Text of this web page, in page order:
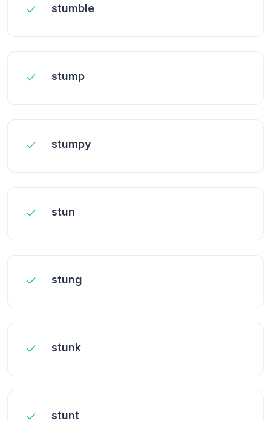
stumble
stump
stumpy
stun
stung
stunk
stunt